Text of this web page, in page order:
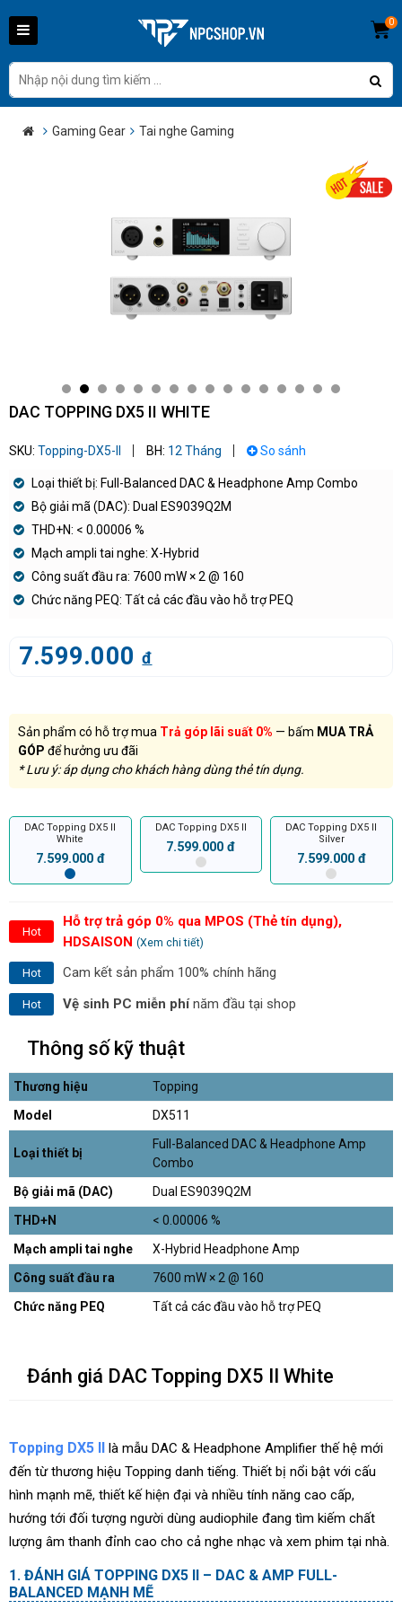
0
Gaming Gear Tai nghe Gaming
DAC TOPPING DX5 II WHITE
SKU: Topping-DX5-II BH: 12 Tháng So sánh
Loại thiết bị: Full-Balanced DAC & Headphone Amp Combo
Bộ giải mã (DAC): Dual ES9039Q2M
THD+N: < 0.00006 %
Mạch ampli tai nghe: X-Hybrid
Công suất đầu ra: 7600 mW × 2 @ 160
Chức năng PEQ: Tất cả các đầu vào hỗ trợ PEQ
7.599.000 đ
Sản phẩm có hỗ trợ mua Trả góp lãi suất 0% — bấm MUA TRẢ
GÓP để hưởng ưu đãi
* Lưu ý: áp dụng cho khách hàng dùng thẻ tín dụng.
DAC Topping DX5 II
White
7.599.000 đ
DAC Topping DX5 II
7.599.000 đ
DAC Topping DX5 II
Silver
7.599.000 đ
Hot
Hỗ trợ trả góp 0% qua MPOS (Thẻ tín dụng),
HDSAISON (Xem chi tiết)
Hot Cam kết sản phẩm 100% chính hãng
Hot Vệ sinh PC miễn phínăm đầu tại shop
Thông số kỹ thuật
Thương hiệu
Topping
Model
DX511
Loại thiết bị
Full-Balanced DAC & Headphone Amp
Combo
Bộ giải mã (DAC)
Dual ES9039Q2M
THD+N
< 0.00006 %
Mạch ampli tai nghe
X-Hybrid Headphone Amp
Công suất đầu ra
7600 mW × 2 @ 160
Chức năng PEQ
Tất cả các đầu vào hỗ trợ PEQ
Đánh giá DAC Topping DX5 II White
Topping DX5 II là mẫu DAC & Headphone Amplifier thế hệ mới
đến từ thương hiệu Topping danh tiếng. Thiết bị nổi bật với cấu
hình mạnh mẽ, thiết kế hiện đại và nhiều tính năng cao cấp,
hướng tới đối tượng người dùng audiophile đang tìm kiếm chất
lượng âm thanh đỉnh cao cho cả nghe nhạc và xem phim tại nhà.
ĐÁNH GIÁ TOPPING DX5 II – DAC & AMP FULL-
BALANCED MẠNH MẼ